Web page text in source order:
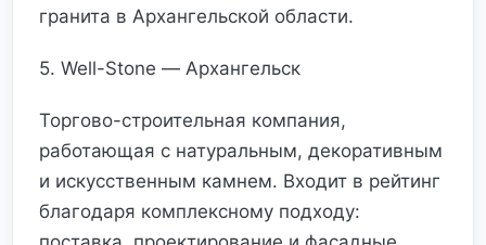
гранита в Архангельской области.
5. Well-Stone — Архангельск
Торгово-строительная компания,
работающая с натуральным, декоративным
и искусственным камнем. Входит в рейтинг
благодаря комплексному подходу: